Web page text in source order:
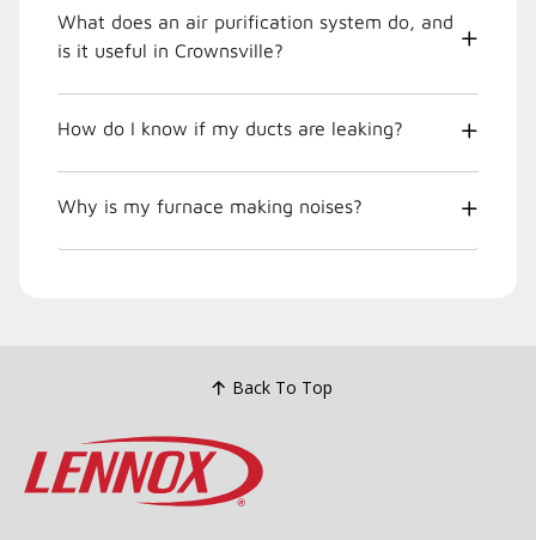
What does an air purification system do, and
is it useful in Crownsville?
How do I know if my ducts are leaking?
Why is my furnace making noises?
Back To Top